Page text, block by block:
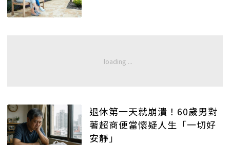
退休第一天就崩潰！60歲男對
著超商便當懷疑人生「一切好
安靜」